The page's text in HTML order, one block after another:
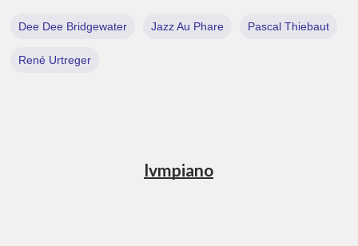
Dee Dee Bridgewater Jazz Au Phare Pascal Thiebaut
René Urtreger
lvmpiano